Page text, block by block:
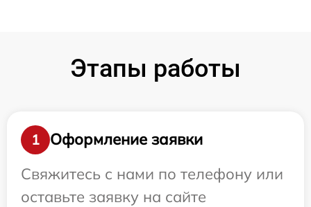
Этапы работы
1
Оформление заявки
Свяжитесь с нами по телефону или
оставьте заявку на сайте